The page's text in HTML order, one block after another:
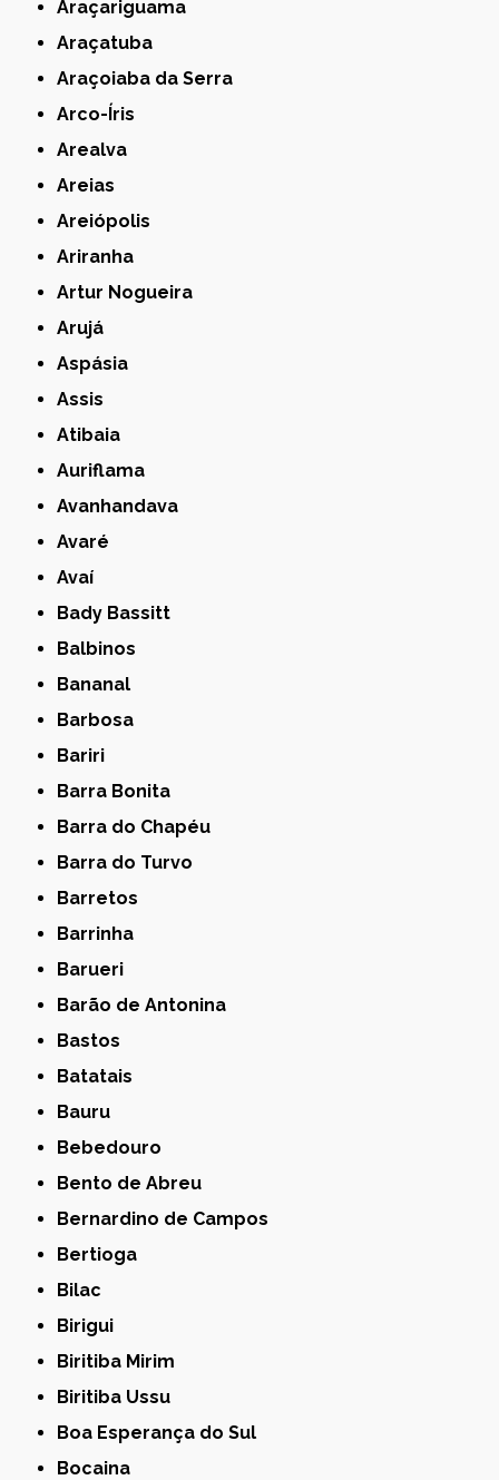
Araçariguama
Araçatuba
Araçoiaba da Serra
Arco-Íris
Arealva
Areias
Areiópolis
Ariranha
Artur Nogueira
Arujá
Aspásia
Assis
Atibaia
Auriflama
Avanhandava
Avaré
Avaí
Bady Bassitt
Balbinos
Bananal
Barbosa
Bariri
Barra Bonita
Barra do Chapéu
Barra do Turvo
Barretos
Barrinha
Barueri
Barão de Antonina
Bastos
Batatais
Bauru
Bebedouro
Bento de Abreu
Bernardino de Campos
Bertioga
Bilac
Birigui
Biritiba Mirim
Biritiba Ussu
Boa Esperança do Sul
Bocaina